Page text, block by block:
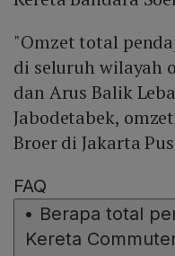
"Omzet total
di seluruh wilayah
dan Arus Balik
Jabodetabek,
Broer di Jakarta
FAQ
• Berapa total
Kereta